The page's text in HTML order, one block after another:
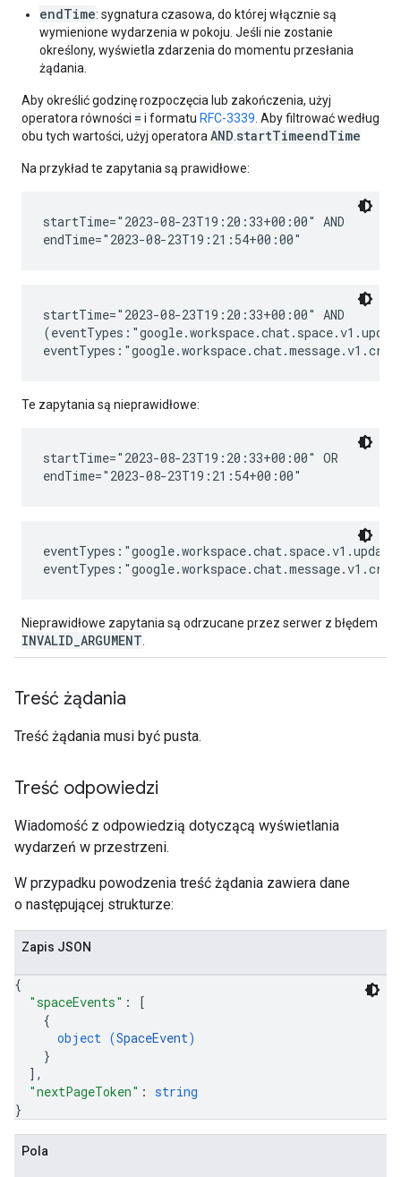
endTime: sygnatura czasowa, do której włącznie są
wymienione wydarzenia w pokoju. Jeśli nie zostanie
określony, wyświetla zdarzenia do momentu przesłania
żądania.
Aby określić godzinę rozpoczęcia lub zakończenia, użyj
operatora równości = i formatu RFC-3339 . Aby filtrować według
obu tych wartości, użyj operatora AND startTimeendTime
Na przykład te zapytania są prawidłowe:
startTime="2023-08-23T19:20:33+00:00" AND
startTime="2023-08-23T19:20:33+00:00" AND
Te zapytania są nieprawidłowe:
startTime="2023-08-23T19:20:33+00:00" OR
Nieprawidłowe zapytania są odrzucane przez serwer z błędem
INVALID_ARGUMENT
Treść żądania
Treść żądania musi być pusta.
Treść odpowiedzi
Wiadomość z odpowiedzią dotyczącą wyświetlania
wydarzeń w przestrzeni.
W przypadku powodzenia treść żądania zawiera dane
o następującej strukturze:
Zapis JSON
{
"spaceEvents" :
[
{
object (SpaceEvent)
}
] ,
"nextPageToken" : string
}
Pola